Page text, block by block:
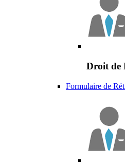
Droit de
Formulaire de